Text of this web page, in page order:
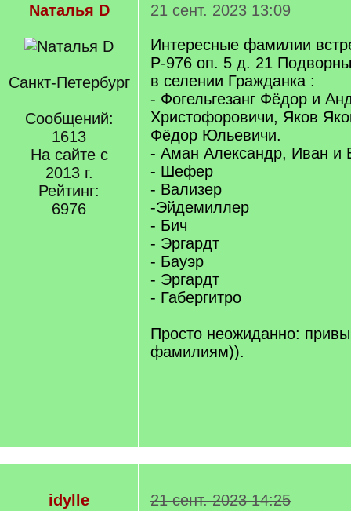
Nаталья D
Санкт-Петербург
Сообщений:
1613
На сайте с
2013 г.
Рейтинг:
6976
21 сент. 2023 13:09
Интересные фамилии
Р-976 оп. 5 д. 21
в селении Гражданка :
- Фогельгезанг Фёдор и
Христофоровичи, Яков
Фёдор Юльевичи.
- Аман Александр, Иван и
- Шефер
- Вализер
-Эйдемиллер
- Бич
- Эргардт
- Бауэр
- Эргардт
- Габергитро
Просто неожиданно:
фамилиям)).
idylle
21 сент. 2023 14:25